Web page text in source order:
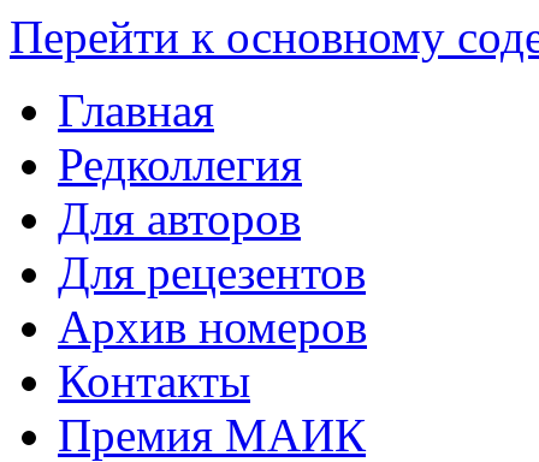
Перейти к основному
Главная
Редколлегия
Для авторов
Для рецезентов
Архив номеров
Контакты
Премия МАИК